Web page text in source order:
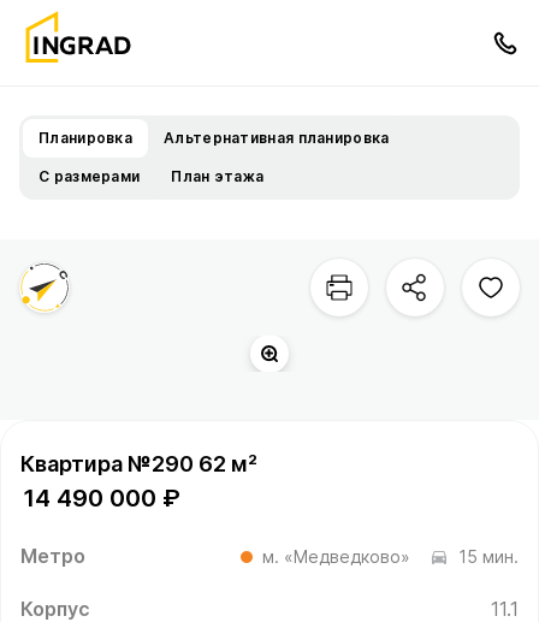
Планировка Альтернативная планировка
С размерами План этажа
Квартира №290 62 м²
14 490 000 ₽
Метро м. «Медведково» 15 мин.
Корпус 11.1